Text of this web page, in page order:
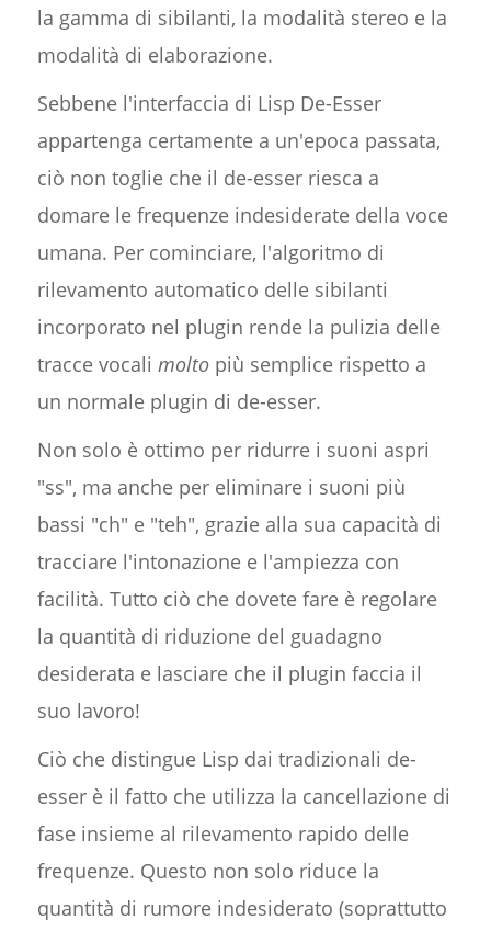
la gamma di sibilanti, la modalità stereo e la
modalità di elaborazione.
Sebbene l'interfaccia di Lisp De-Esser
appartenga certamente a un'epoca passata,
ciò non toglie che il de-esser riesca a
domare le frequenze indesiderate della voce
umana. Per cominciare, l'algoritmo di
rilevamento automatico delle sibilanti
incorporato nel plugin rende la pulizia delle
tracce vocali moltopiù semplice rispetto a
un normale plugin di de-esser.
Non solo è ottimo per ridurre i suoni aspri
"ss", ma anche per eliminare i suoni più
bassi "ch" e "teh", grazie alla sua capacità di
tracciare l'intonazione e l'ampiezza con
facilità. Tutto ciò che dovete fare è regolare
la quantità di riduzione del guadagno
desiderata e lasciare che il plugin faccia il
suo lavoro!
Ciò che distingue Lisp dai tradizionali de-
esser è il fatto che utilizza la cancellazione di
fase insieme al rilevamento rapido delle
frequenze. Questo non solo riduce la
quantità di rumore indesiderato (soprattutto